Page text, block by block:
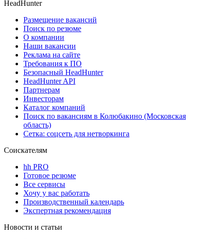
HeadHunter
Размещение вакансий
Поиск по резюме
О компании
Наши вакансии
Реклама на сайте
Требования к ПО
Безопасный HeadHunter
HeadHunter API
Партнерам
Инвесторам
Каталог компаний
Поиск по вакансиям в Колюбакино (Московская
область)
Сетка: соцсеть для нетворкинга
Соискателям
hh PRO
Готовое резюме
Все сервисы
Хочу у вас работать
Производственный календарь
Экспертная рекомендация
Новости и статьи